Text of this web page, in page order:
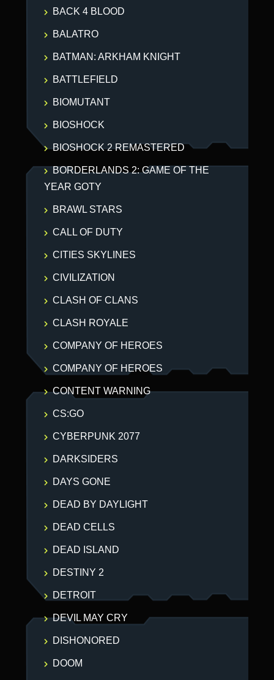
BACK 4 BLOOD
BALATRO
BATMAN: ARKHAM KNIGHT
BATTLEFIELD
BIOMUTANT
BIOSHOCK
BIOSHOCK 2 REMASTERED
BORDERLANDS 2: GAME OF THE
YEAR GOTY
BRAWL STARS
CALL OF DUTY
CITIES SKYLINES
CIVILIZATION
CLASH OF CLANS
CLASH ROYALE
COMPANY OF HEROES
COMPANY OF HEROES
CONTENT WARNING
CS:GO
CYBERPUNK 2077
DARKSIDERS
DAYS GONE
DEAD BY DAYLIGHT
DEAD CELLS
DEAD ISLAND
DESTINY 2
DETROIT
DEVIL MAY CRY
DISHONORED
DOOM